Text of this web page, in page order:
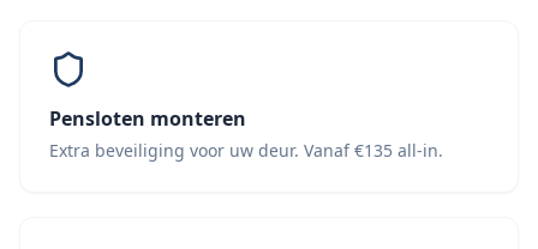
Pensloten monteren
Extra beveiliging voor uw deur. Vanaf €135 all-in.